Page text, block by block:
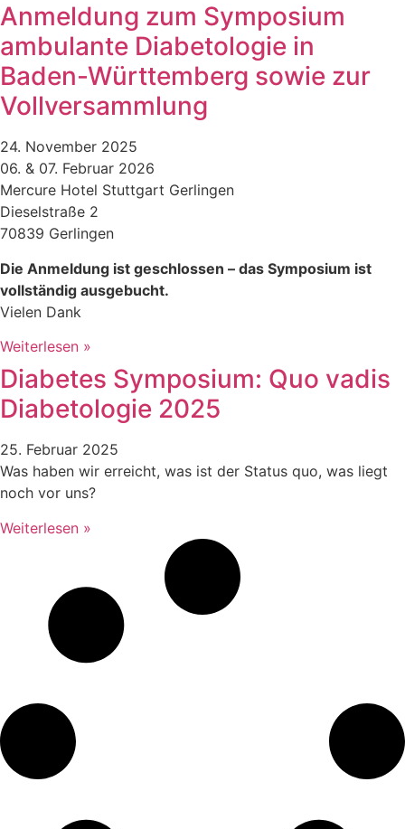
Anmeldung zum Symposium
ambulante Diabetologie in
Baden-Württemberg sowie zur
Vollversammlung
24. November 2025
06. & 07. Februar 2026
Mercure Hotel Stuttgart Gerlingen
Dieselstraße 2
70839 Gerlingen
Die Anmeldung ist geschlossen – das Symposium ist
vollständig ausgebucht.
Vielen Dank
Weiterlesen »
Diabetes Symposium: Quo vadis
Diabetologie 2025
25. Februar 2025
Was haben wir erreicht, was ist der Status quo, was liegt
noch vor uns?
Weiterlesen »